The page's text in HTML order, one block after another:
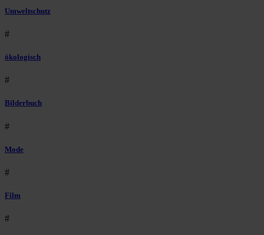
Umweltschutz
#
ökologisch
#
Bilderbuch
#
Mode
#
Film
#